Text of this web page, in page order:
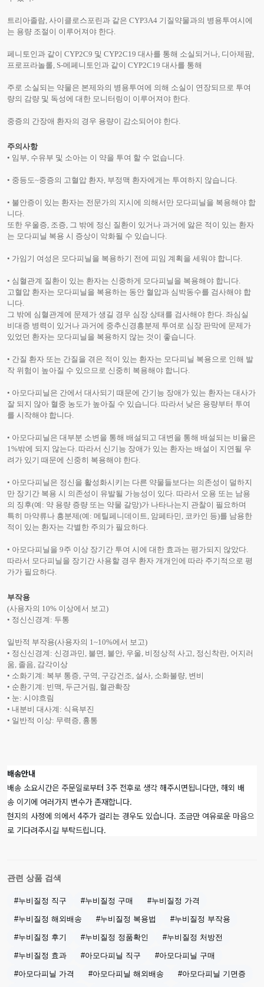
트리아졸람, 사이클로스포린과 같은 CYP3A4 기질약물과의 병용투여시에
는 용량 조절이 이루어져야 한다.
페니토인과 같이 CYP2C9 및 CYP2C19 대사를 통해 소실되거나, 디아제팜,
프로프라놀롤, S-메페니토인과 같이 CYP2C19 대사를 통해
주로 소실되는 약물은 본제와의 병용투여에 의해 소실이 연장되므로 투여
량의 감량 및 독성에 대한 모니터링이 이루어져야 한다.
중증의 간장애 환자의 경우 용량이 감소되어야 한다.
주의사항
• 임부, 수유부 및 소아는 이 약을 투여 할 수 없습니다.
• 중등도~중증의 고혈압 환자, 부정맥 환자에게는 투여하지 않습니다.
• 불안증이 있는 환자는 전문가의 지시에 의해서만 모다피닐을 복용해야 합
니다.
또한 우울증, 조증, 그 밖에 정신 질환이 있거나 과거에 앓은 적이 있는 환자
는 모다피닐 복용 시 증상이 악화될 수 있습니다.
• 가임기 여성은 모다피닐을 복용하기 전에 피임 계획을 세워야 합니다.
• 심혈관계 질환이 있는 환자는 신중하게 모다피닐을 복용해야 합니다.
고혈압 환자는 모다피닐을 복용하는 동안 혈압과 심박동수를 검사해야 합
니다.
그 밖에 심혈관계에 문제가 생길 경우 심장 상태를 검사해야 한다. 좌심실
비대증 병력이 있거나 과거에 중추신경흥분제 투여로 심장 판막에 문제가
있었던 환자는 모다피닐을 복용하지 않는 것이 좋습니다.
• 간질 환자 또는 간질을 겪은 적이 있는 환자는 모다피닐 복용으로 인해 발
작 위험이 높아질 수 있으므로 신중히 복용해야 합니다.
• 아모다피닐은 간에서 대사되기 때문에 간기능 장애가 있는 환자는 대사가
잘 되지 않아 혈중 농도가 높아질 수 있습니다. 따라서 낮은 용량부터 투여
를 시작해야 합니다.
• 아모다피닐은 대부분 소변을 통해 배설되고 대변을 통해 배설되는 비율은
1%밖에 되지 않는다. 따라서 신기능 장애가 있는 환자는 배설이 지연될 우
려가 있기 때문에 신중히 복용해야 한다.
• 아모다피닐은 정신을 활성화시키는 다른 약물들보다는 의존성이 덜하지
만 장기간 복용 시 의존성이 유발될 가능성이 있다. 따라서 오용 또는 남용
의 징후(예: 약 용량 증량 또는 약물 갈망)가 나타나는지 관찰이 필요하며
특히 마약류나 흥분제(예: 메틸페니데이트, 암페타민, 코카인 등)를 남용한
적이 있는 환자는 각별한 주의가 필요하다.
• 아모다피닐을 9주 이상 장기간 투여 시에 대한 효과는 평가되지 않았다.
따라서 모다피닐을 장기간 사용할 경우 환자 개개인에 따라 주기적으로 평
가가 필요하다.
부작용
(사용자의 10% 이상에서 보고)
• 정신신경계: 두통
일반적 부작용(사용자의 1~10%에서 보고)
• 정신신경계: 신경과민, 불면, 불안, 우울, 비정상적 사고, 정신착란, 어지러
움, 졸음, 감각이상
• 소화기계: 복부 통증, 구역, 구강건조, 설사, 소화불량, 변비
• 순환기계: 빈맥, 두근거림, 혈관확장
• 눈: 시야흐림
• 내분비 대사계: 식욕부진
• 일반적 이상: 무력증, 흉통
배송안내
배송 소요시간은 주문일로부터 3주 전후로 생각 해주시면됩니다만, 해외 배
송 이기에 여러가지 변수가 존재합니다.
현지의 사정에 의에서 4주가 걸리는 경우도 있습니다. 조금만 여유로운 마음으
로 기다려주시길 부탁드립니다.
관련 상품 검색
#누비질정 직구 #누비질정 구매 #누비질정 가격
#누비질정 해외배송 #누비질정 복용법 #누비질정 부작용
#누비질정 후기 #누비질정 정품확인 #누비질정 처방전
#누비질정 효과 #아모다피닐 직구 #아모다피닐 구매
#아모다피닐 가격 #아모다피닐 해외배송 #아모다피닐 기면증